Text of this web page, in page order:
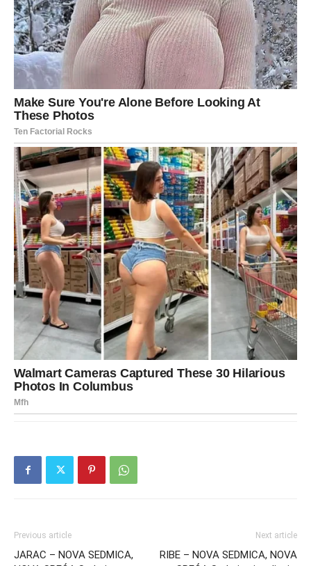
Previous article
JARAC – NOVA SEDMICA,
Next article
RIBE – NOVA SEDMICA, NOVA